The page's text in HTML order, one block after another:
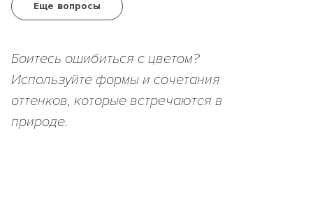
Еще вопросы
Боитесь ошибиться с цветом?
Используйте формы и сочетания
оттенков, которые встречаются в
природе.